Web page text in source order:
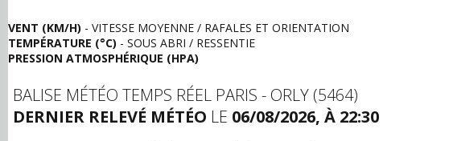
VENT (KM/H) - VITESSE MOYENNE / RAFALES ET ORIENTATION
TEMPÉRATURE (°C) - SOUS ABRI / RESSENTIE
PRESSION ATMOSPHÉRIQUE (HPA)
BALISE MÉTÉO TEMPS RÉEL PARIS - ORLY (5464)
DERNIER RELEVÉ MÉTÉO LE 06/08/2026, À 22:30